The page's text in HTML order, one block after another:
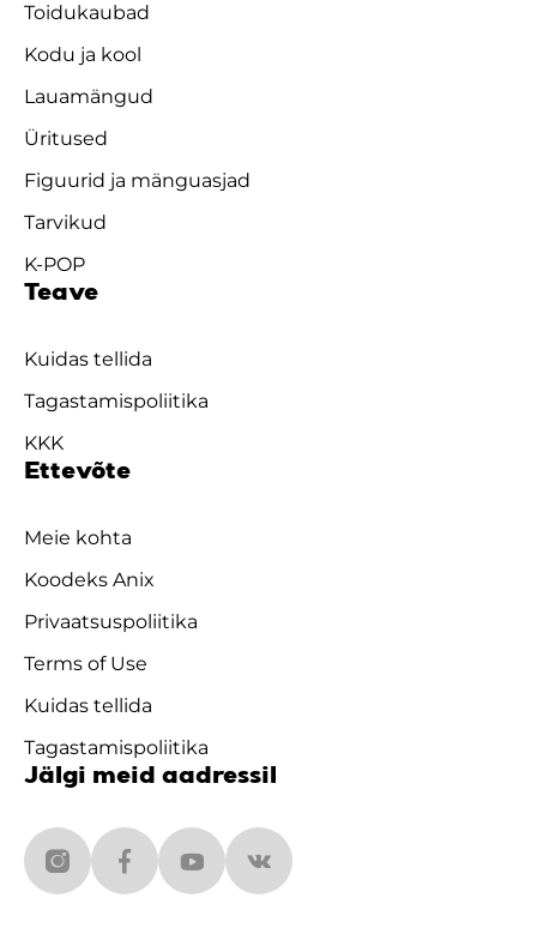
Toidukaubad
Kodu ja kool
Lauamängud
Üritused
Figuurid ja mänguasjad
Tarvikud
K-POP
Teave
Kuidas tellida
Tagastamispoliitika
KKK
Ettevõte
Meie kohta
Koodeks Anix
Privaatsuspoliitika
Terms of Use
Kuidas tellida
Tagastamispoliitika
Jälgi meid aadressil